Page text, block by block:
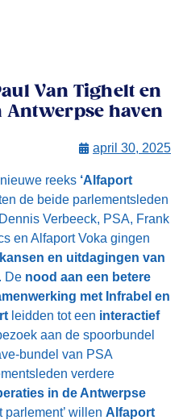
Van Tighelt en
Antwerpse haven
april 30, 2025
reeks ‘Alfaport
de beide parlementsleden
Verbeeck, PSA, Frank
en Alfaport Voka gingen
en uitdagingen van
. De nood aan een betere
met Infrabel en
leidden tot een interactief
aan de spoorbundel
bundel van PSA
verdere
in de Antwerpse
parlement’ willen Alfaport